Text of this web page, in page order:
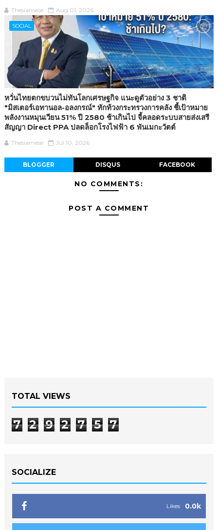
Thesiamese Aug 01, 2026
SOCIAL
หวั่นไทยตกขบวนไม่ทันโลกเศรษฐกิจ แนะดูตัวอย่าง 3 ชาติ
"มิสเตอร์เอทานอล-อลงกรณ์" ทักท้วงกระทรวงการคลัง ชี้เป้าหมาย
พลังงานหมุนเวียน 51% ปี 2580 ช้าเกินไป จี้คลอดระบบสายส่งเสรี
สัญญา Direct PPA ปลดล็อกโรงไฟฟ้า 6 พันเมกะวัตต์
Thesiamese Jul 10, 2026
BLOGGER DISQUS FACEBOOK
NO COMMENTS:
POST A COMMENT
TOTAL VIEWS
7 2 9 2 7 5 7
SOCIALIZE
0.0k
Likes